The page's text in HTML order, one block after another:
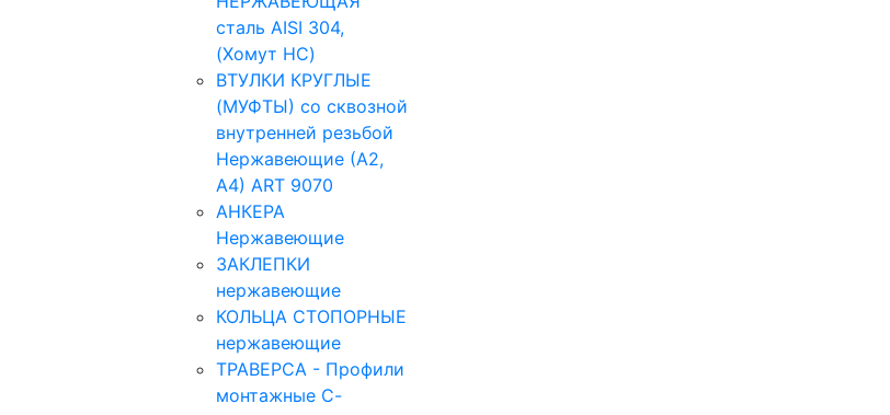
сталь AISI 304,
(Хомут НС)
ВТУЛКИ КРУГЛЫЕ
(МУФТЫ) со сквозной
внутренней резьбой
Нержавеющие (А2,
А4) ART 9070
АНКЕРА
Нержавеющие
ЗАКЛЕПКИ
нержавеющие
КОЛЬЦА СТОПОРНЫЕ
нержавеющие
ТРАВЕРСА - Профили
монтажные С-